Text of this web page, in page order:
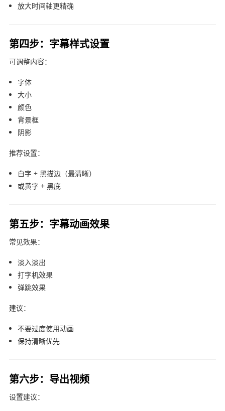
放大时间轴更精确
第四步：字幕样式设置
可调整内容：
字体
大小
颜色
背景框
阴影
推荐设置：
白字 + 黑描边（最清晰）
或黄字 + 黑底
第五步：字幕动画效果
常见效果：
淡入淡出
打字机效果
弹跳效果
建议：
不要过度使用动画
保持清晰优先
第六步：导出视频
设置建议：